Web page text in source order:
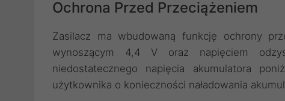
Ochrona Przed Przeciążeniem
Zasilacz ma wbudowaną funkcję ochrony
wynoszącym 4,4 V oraz napięciem
niedostatecznego napięcia akumulatora
użytkownika o konieczności naładowania